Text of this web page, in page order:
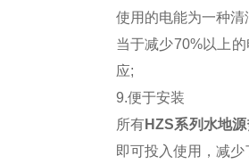
使用的电能为一种
当于减少70%以上
应;
9.便于安装
所有HZS系列水地
即可投入使用，减少